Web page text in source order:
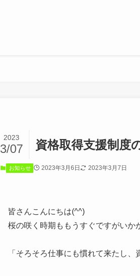
資格取得支援制度
2023
3/07
お知らせ 2023年3月6日 2023年3月7日
皆さんこんにちは(^^)
桜の咲く時期ももうすぐですがいか
「そろそろ仕事にも慣れて来たし